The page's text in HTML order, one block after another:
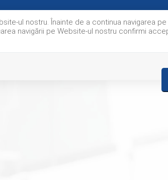
ul nostru. Înainte de a continua navigarea
navigării pe Website-ul nostru confirmi